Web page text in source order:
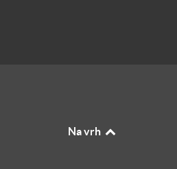
Na vrh